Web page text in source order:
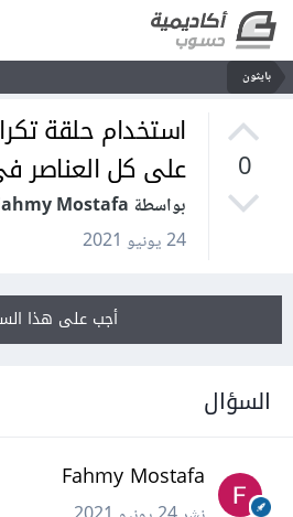
بايثون
0
استخدام حلقة
على كل العناصر
بواسطة Fahmy Mostafa
24 يونيو 2021
أجب على هذا
السؤال
Fahmy Mostafa